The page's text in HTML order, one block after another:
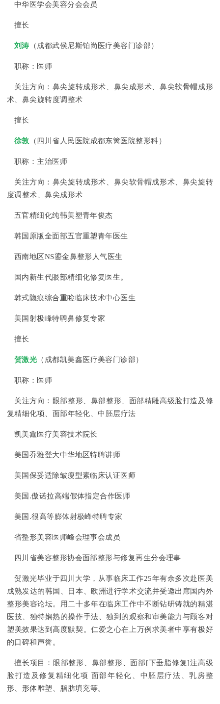
中华医学会美容分会会员
擅长
刘涛 （成都武侯尼斯铂尚医疗美容门诊部）
职称：医师
关注方向：鼻尖旋转成形术、鼻尖成形术、鼻尖软骨帽成形
术、鼻尖旋转度调整术
擅长
徐敦 （四川省人民医院成都东篱医院整形科）
职称：主治医师
关注方向：鼻尖旋转成形术、鼻尖软骨帽成形术、鼻尖旋转
度调整术、鼻尖成形术
五官精细化纯韩美塑青年俊杰
韩国原版全面部五官重塑青年医生
西南地区NS鎏金鼻整形人气医生
国内新生代眼部精细化修复医生。
韩式隐痕综合重睑临床技术中心医生
美国射极峰特聘鼻修复专家
擅长
贺激光 （成都凯美鑫医疗美容门诊部）
职称：医师
关注方向：眼部整形、鼻部整形、面部精雕高级脸打造及修
复精细化项、面部年轻化、中胚层疗法
凯美鑫医疗美容技术院长
美国乔雅登大中华地区特聘讲师
美国保妥适除皱瘦型素临床认证医师
美国.傲诺拉高端假体指定合作医师
美国.很高等膨体射极峰特聘专家
省整形美容医师峰会理事会成员
四川省美容整形协会面部整形与修复再生分会理事
贺激光毕业于四川大学，从事临床工作25年有余多次赴医美
成熟发达的韩国、日本、欧洲进行学术交流并受邀出席国内外
整形美容论坛。用二十多年在临床工作中不断钻研铸就的精湛
医技、独特娴熟的操作手法、独到的观察和审美能力与顾客对
塑美效果达到高度默契。仁爱之心在上万例求美者中享有极好
的口碑和声誉。
擅长项目：眼部整形、鼻部整形、面部[下垂脂修复]注高级
脸打造及修复精细化项 面部年轻化、中胚层疗法、乳房整
形、形体雕塑、脂肪填充等。